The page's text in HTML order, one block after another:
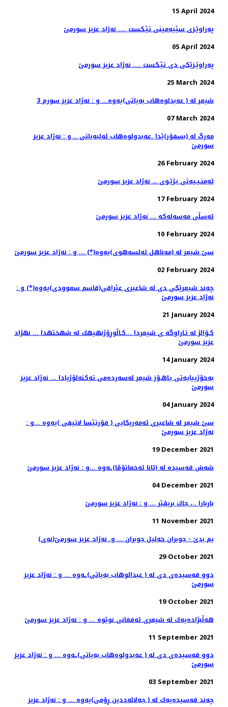
15 April 2024
په‌راوێـزی سێیه‌مینی تێـكست .... نه‌ژاد عزیز سورمێ
05 April 2024
په‌راوێـزێكی دی تێـكست .... نه‌ژاد عزیز سورمێ
25 March 2024
3 شیعر له‌ ( عه‌بدلوه‌هاب به‌یاتی)یه‌وه‌... و : نه‌ژاد عزیز سورم
07 March 2024
مه‌رگ له‌ (بسفۆر)ێدا .عەبدولوەهاب ئەلبەیاتی .. و : نه‌ژاد عزیز
سورمێ
26 February 2024
ئه‌منـیـیه‌تی بـژێـوی … نه‌ژاد عزیز سورمێ
17 February 2024
ئه‌سڵی مه‌سه‌له‌كه‌ ... نه‌ژاد عزیز سورمێ
10 February 2024
سێ شیعر له‌ (مەناهل ئەلسەهوی)یه‌وه‌(*) ... و : نه‌ژاد عزیز سورمێ
02 February 2024
چه‌ند شیعرێكی دی له‌ شاعیری عێراقی(قاسم سعوودی)یه‌وه‌(*) و :
نه‌ژاد عزیز سورمێ
21 January 2024
كـۆالژ له تـاراوگه ی شیعردا ...كـاڵوڕۆژنهیهك له شهختهدا ... نهژاد
عزیز سورمێ
14 January 2024
به‌خۆژییایه‌تی بـاهـۆز شیعر له‌سه‌رده‌می ته‌كنه‌لۆژیادا ... نه‌ژاد عزیز
سورمێ
04 January 2024
سێ شیعر له‌ شاعیری ئه‌مه‌ریكایی ( فۆرتێسا لاتیفی )یه‌وه‌ ...و :
نه‌ژاد عزیز سورمێ
19 December 2021
شه‌ش قه‌سیده‌ له‌ (ئانا ئه‌خماتۆڤا)ـه‌وه‌ ...و : نه‌ژاد عزیز سورمێ
04 December 2021
باربارا ..، جاك بریڤێر ... و : نه‌ژاد عزیز سورمێ
11 November 2021
(نه‌ی)یم بدێ - جوبران خه‌لیل جوبران ... و. نه‌ژاد عزیز سورمێ
29 October 2021
دوو قه‌سیده‌ی دی له‌ ( عبدالوهاب به‌یاتی)ـه‌وه ... و : نه‌ژاد عزیز
سورمێ
19 October 2021
هه‌ڵبژاده‌یه‌ك له‌ شیعری ئه‌فغانی نوێوه‌ ... و : نه‌ژاد عزیز سورمێ
11 September 2021
دوو قه‌سیده‌ی دی له‌ ( عه‌بدولوه‌هاب به‌یاتی)ـه‌وه ... و : نه‌ژاد عزیز
سورمێ
03 September 2021
چه‌ند قه‌سیده‌یه‌ك له‌ ( جه‌لاله‌ددین ڕۆمی)یه‌وه‌ ... و : نه‌ژاد عزیز